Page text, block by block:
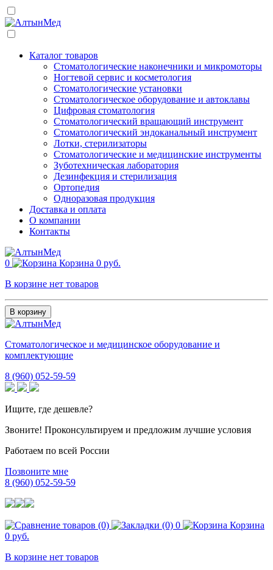
Каталог товаров
Стоматологические наконечники и микромоторы
Ногтевой сервис и косметология
Стоматологические установки
Стоматологическое оборудование и автоклавы
Цифровая стоматология
Стоматологический вращающий инструмент
Стоматологический эндоканальный инструмент
Лотки, стерилизаторы
Стоматологические и медицинские инструменты
Зуботехническая лаборатория
Дезинфекция и стерилизация
Ортопедия
Одноразовая продукция
Доставка и оплата
О компании
Контакты
0 Корзина 0 руб.
В корзине нет товаров
В корзину
Стоматологическое и медицинское оборудование и
комплектующие
8 (960) 052-59-59
Ищите, где дешевле?
Звоните! Проконсультируем и предложим лучшие условия
Работаем по всей России
Позвоните мне
8 (960) 052-59-59
0
Корзина
0 руб.
В корзине нет товаров